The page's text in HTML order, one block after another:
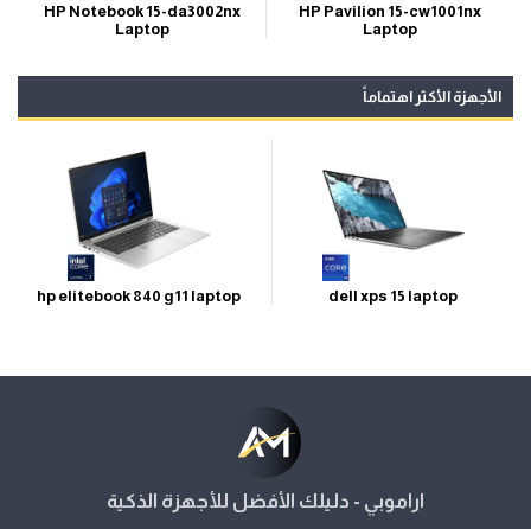
HP Pavilion 15-cw1001nx
Laptop
HP Notebook 15-da3002nx
Laptop
الأجهزة الأكثر اهتماماً
dell xps 15 laptop
hp elitebook 840 g11 laptop
اراموبي - دليلك الأفضل للأجهزة الذكية